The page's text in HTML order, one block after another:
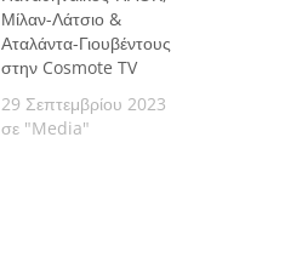
Μίλαν-Λάτσιο &
Αταλάντα-Γιουβέντους
στην Cosmote TV
29 Σεπτεμβρίου 2023
σε "Media"